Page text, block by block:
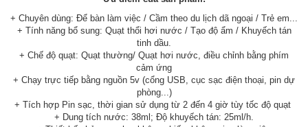
+ Chuyên dùng: Để bàn làm việc / Cầm theo du lịch dã ngoại / Trẻ em...
+ Tính năng bổ sung: Quạt thổi hơi nước / Tạo độ ẩm / Khuyếch tán
tinh dầu.
+ Chế độ quạt: Quạt thường/ Quạt hơi nước, điều chỉnh bằng phím
cảm ứng
+ Chạy trực tiếp bằng nguồn 5v (cổng USB, cục sạc điện thoại, pin dự
phòng...)
+ Tích hợp Pin sạc, thời gian sử dụng từ 2 đến 4 giờ tùy tốc độ quạt
+ Dung tích nước: 38ml; Độ khuyếch tán: 25ml/h.